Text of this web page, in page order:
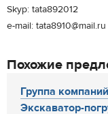
Skyp: tata892012
e-mail: tata8910@mail.ru
Похожие
Группа
Экскаватор-